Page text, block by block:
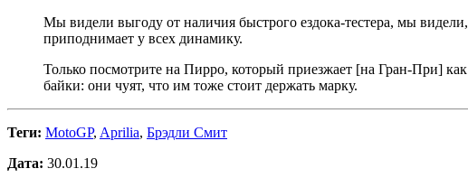
Мы видели выгоду от наличия быстрого ездока-тестера, мы
приподнимает у всех динамику.
Только посмотрите на Пирро, который приезжает [на Гран-При]
байки: они чуят, что им тоже стоит держать марку.
Теги: MotoGP, Aprilia, Брэдли Смит
Дата: 30.01.19